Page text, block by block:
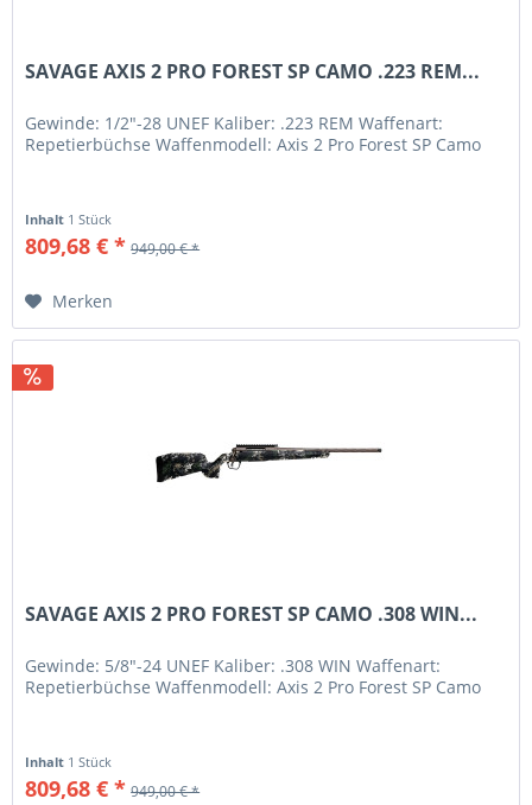
SAVAGE AXIS 2 PRO FOREST SP CAMO .223 REM...
Gewinde: 1/2"-28 UNEF Kaliber: .223 REM Waffenart:
Repetierbüchse Waffenmodell: Axis 2 Pro Forest SP Camo
Inhalt 1 Stück
809,68 € * 949,00 € *
Merken
SAVAGE AXIS 2 PRO FOREST SP CAMO .308 WIN...
Gewinde: 5/8"-24 UNEF Kaliber: .308 WIN Waffenart:
Repetierbüchse Waffenmodell: Axis 2 Pro Forest SP Camo
Inhalt 1 Stück
809,68 € * 949,00 € *